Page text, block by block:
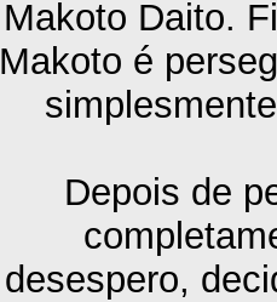
Makoto Daito.
Makoto é
Depois de
desespero,